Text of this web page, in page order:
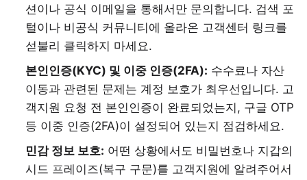
션이나 공식 이메일을 통해서만 문의합니다. 검색 포
털이나 비공식 커뮤니티에 올라온 고객센터 링크를
섣불리 클릭하지 마세요.
본인인증(KYC) 및 이중 인증(2FA): 수수료나 자산
이동과 관련된 문제는 계정 보호가 최우선입니다. 고
객지원 요청 전 본인인증이 완료되었는지, 구글 OTP
등 이중 인증(2FA)이 설정되어 있는지 점검하세요.
민감 정보 보호: 어떤 상황에서도 비밀번호나 지갑의
시드 프레이즈(복구 구문)를 고객지원에 알려주어서